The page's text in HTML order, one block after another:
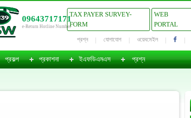
09643717171
e-Return Hotline Number
TAX PAYER SURVEY-
FORM
WEB
PORTAL
প্রশ্ন যোগাযোগ ওয়েবমেইল
প্রকল্প প্রকাশনা ইএফডিএমএস প্রশ্ন